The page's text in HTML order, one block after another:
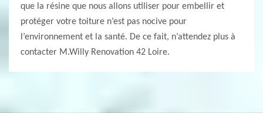
que la résine que nous allons utiliser pour embellir et
protéger votre toiture n’est pas nocive pour
l’environnement et la santé. De ce fait, n’attendez plus à
contacter M.Willy Renovation 42 Loire.